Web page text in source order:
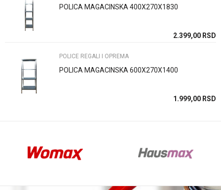
Anti-spam zaštita - izračunajte koliko je 2 + 3 :
POŠALJI
POLICA MAGACINSKA 400X270X1830
2.399,00 RSD
POLICE REGALI I OPREMA
POLICA MAGACINSKA 600X270X1400
1.999,00 RSD